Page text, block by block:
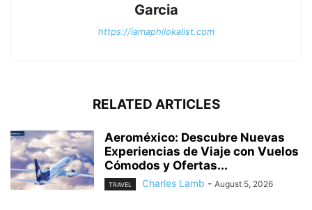
Garcia
https://iamaphilokalist.com
RELATED ARTICLES
Aeroméxico: Descubre Nuevas
Experiencias de Viaje con Vuelos
Cómodos y Ofertas...
TRAVEL Charles Lamb - August 5, 2026